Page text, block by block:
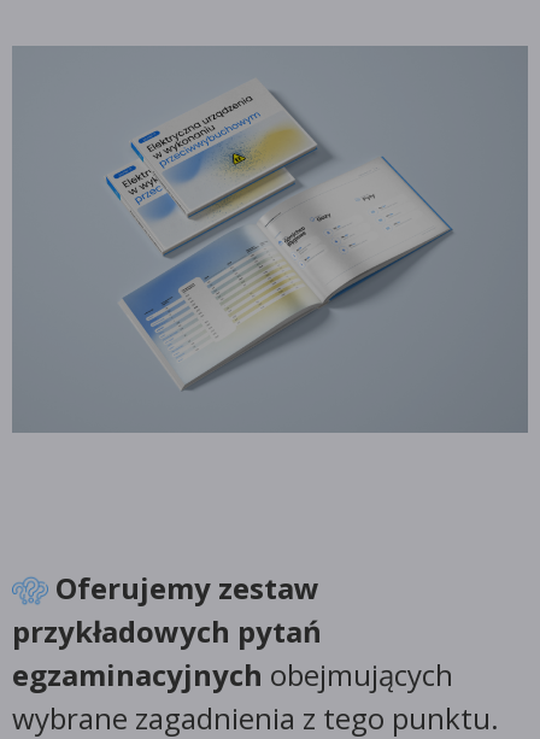
Oferujemy zestaw
przykładowych pytań
egzaminacyjnych obejmujących
wybrane zagadnienia z tego punktu.